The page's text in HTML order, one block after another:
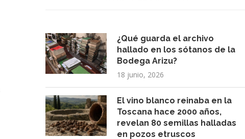
¿Qué guarda el archivo
hallado en los sótanos de la
Bodega Arizu?
18 junio, 2026
El vino blanco reinaba en la
Toscana hace 2000 años,
revelan 80 semillas halladas
en pozos etruscos